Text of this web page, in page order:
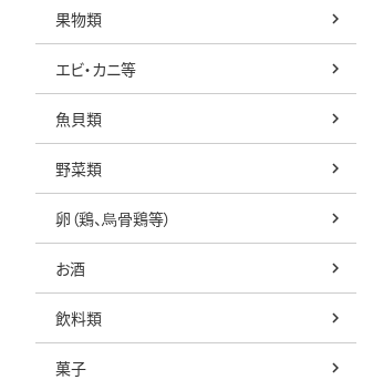
果物類
エビ・カニ等
魚貝類
野菜類
卵（鶏、烏骨鶏等）
お酒
飲料類
菓子